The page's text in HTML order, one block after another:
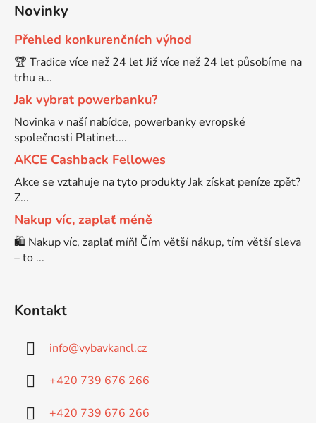
Novinky
Přehled konkurenčních výhod
🏆 Tradice více než 24 let Již více než 24 let působíme na
trhu a...
Jak vybrat powerbanku?
Novinka v naší nabídce, powerbanky evropské
společnosti Platinet....
AKCE Cashback Fellowes
Akce se vztahuje na tyto produkty Jak získat peníze zpět?
Z...
Nakup víc, zaplať méně
🛍️ Nakup víc, zaplať míň! Čím větší nákup, tím větší sleva
– to ...
Kontakt
info@vybavkancl.cz
+420 739 676 266
+420 739 676 266